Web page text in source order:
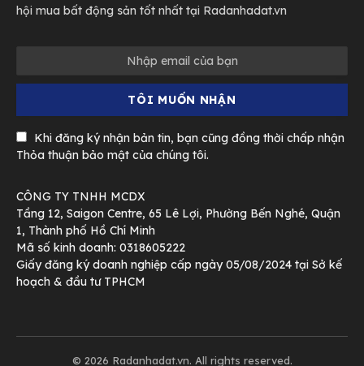
hội mua bất động sản tốt nhất tại Radanhadat.vn
Khi đăng ký nhận bản tin, bạn cũng đồng thời chấp nhận
Thỏa thuận bảo mật của chúng tôi.
CÔNG TY TNHH MCDX
Tầng 12, Saigon Centre, 65 Lê Lợi, Phường Bến Nghé, Quận
1, Thành phố Hồ Chí Minh
Mã số kinh doanh: 0318605222
Giấy đăng ký doanh nghiệp cấp ngày 05/08/2024 tại Sở kế
hoạch & đầu tư TPHCM
© 2026 Radanhadat.vn. All rights reserved.